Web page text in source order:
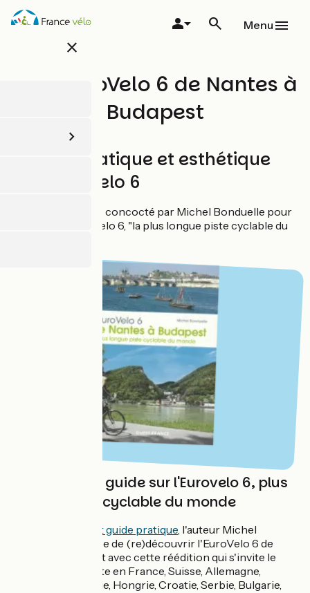
Aller
au
close
Menu
Livre EuroVelo 6 de Nantes à
Budapest
Un livre pratique et esthétique
sur l'EuroVelo 6
Un alléchant opus concocté par Michel Bonduelle pour
découvrir l'EuroVelo 6, "la plus longue piste cyclable du
Un ouvrage - guide sur l'Eurovelo 6, plus
grande piste cyclable du monde
beau livre et guide pratique, l'auteur Michel
Bonduelle propose de (re)découvrir l'EuroVelo 6 de
Nantes à Budapest avec cette réédition qui s'invite le
long de la véloroute en France, Suisse, Allemagne,
Autriche, Slovaquie, Hongrie, Croatie, Serbie, Bulgarie,